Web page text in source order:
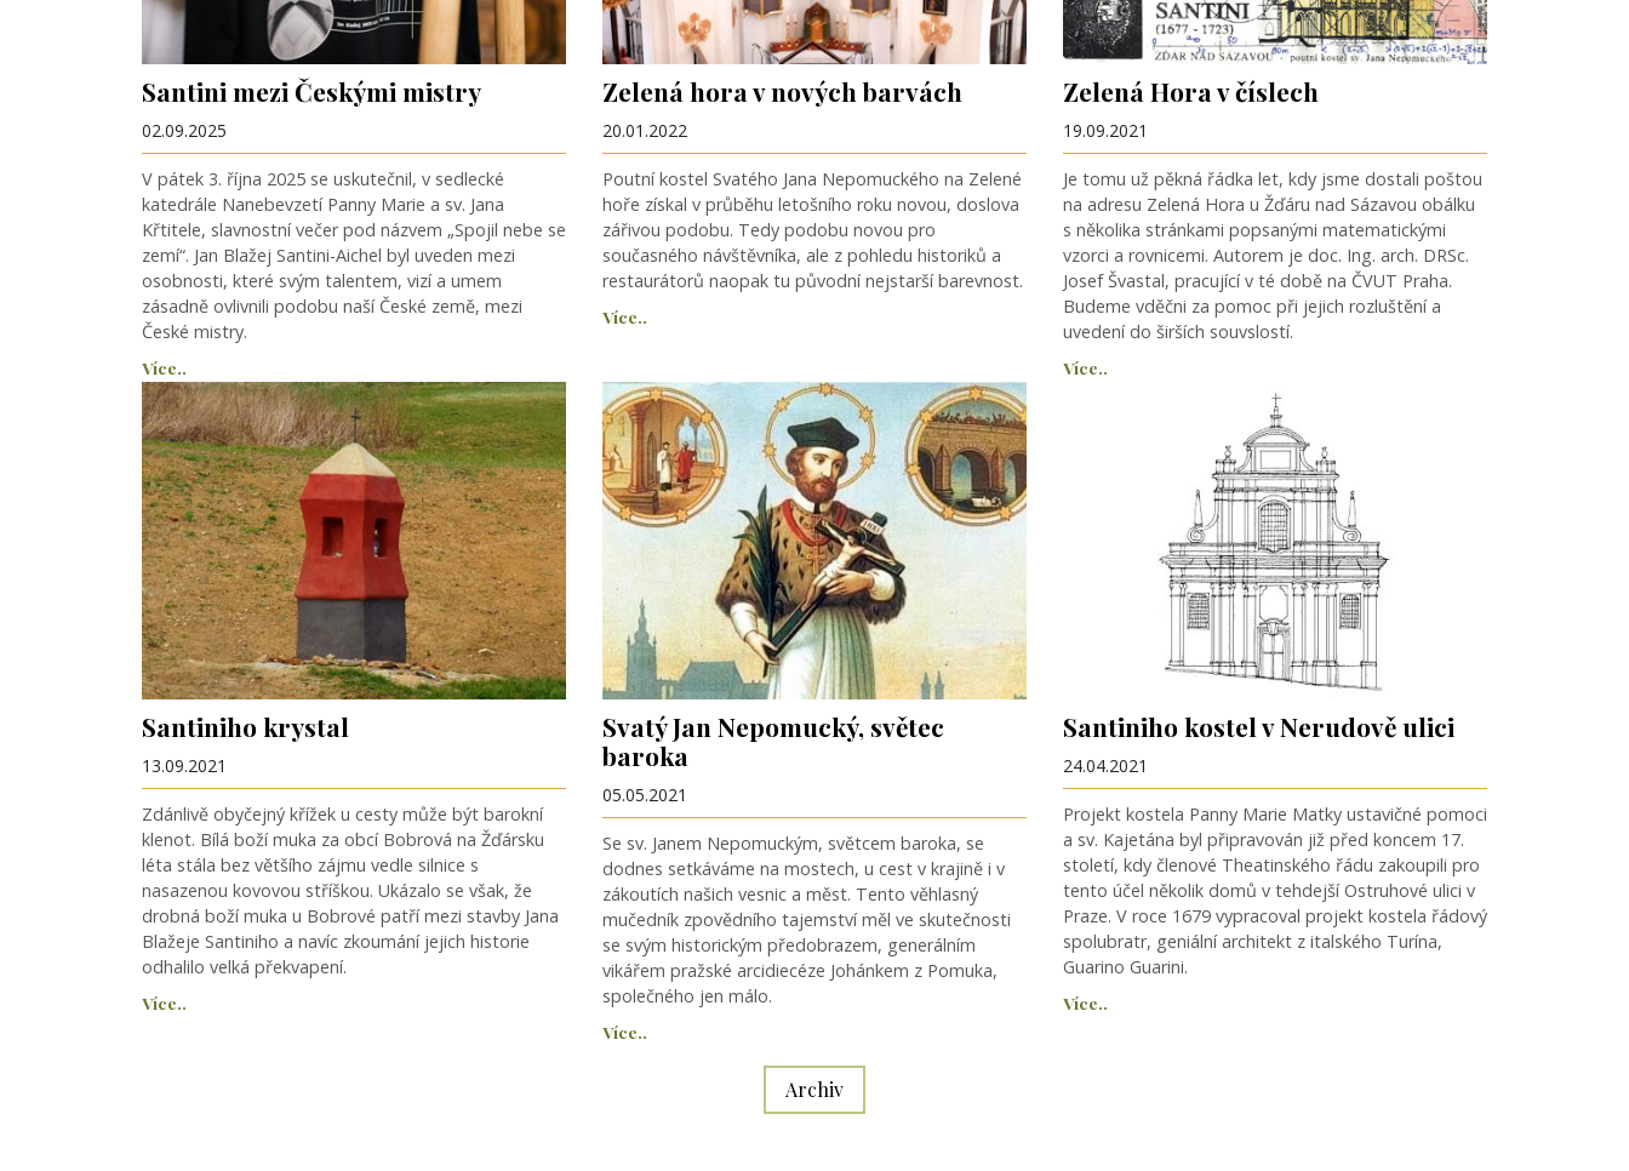
Santini mezi Českými mistry
02.09.2025
V pátek 3. října 2025 se uskutečnil, v sedlecké
katedrále Nanebevzetí Panny Marie a sv. Jana
Křtitele, slavnostní večer pod názvem „Spojil nebe se
zemí“. Jan Blažej Santini-Aichel byl uveden mezi
osobnosti, které svým talentem, vizí a umem
zásadně ovlivnili podobu naší České země, mezi
České mistry.
Více..
Zelená hora v nových barvách
20.01.2022
Poutní kostel Svatého Jana Nepomuckého na Zelené
hoře získal v průběhu letošního roku novou, doslova
zářivou podobu. Tedy podobu novou pro
současného návštěvníka, ale z pohledu historiků a
restaurátorů naopak tu původní nejstarší barevnost.
Více..
Zelená Hora v číslech
19.09.2021
Je tomu už pěkná řádka let, kdy jsme dostali poštou
na adresu Zelená Hora u Žďáru nad Sázavou obálku
s několika stránkami popsanými matematickými
vzorci a rovnicemi. Autorem je doc. Ing. arch. DRSc.
Josef Švastal, pracující v té době na ČVUT Praha.
Budeme vděčni za pomoc při jejich rozluštění a
uvedení do širších souvslostí.
Více..
Santiniho krystal
13.09.2021
Zdánlivě obyčejný křížek u cesty může být barokní
klenot. Bílá boží muka za obcí Bobrová na Žďársku
léta stála bez většího zájmu vedle silnice s
nasazenou kovovou stříškou. Ukázalo se však, že
drobná boží muka u Bobrové patří mezi stavby Jana
Blažeje Santiniho a navíc zkoumání jejich historie
odhalilo velká překvapení.
Více..
Svatý Jan Nepomucký, světec
baroka
05.05.2021
Se sv. Janem Nepomuckým, světcem baroka, se
dodnes setkáváme na mostech, u cest v krajině i v
zákoutích našich vesnic a měst. Tento věhlasný
mučedník zpovědního tajemství měl ve skutečnosti
se svým historickým předobrazem, generálním
vikářem pražské arcidiecéze Johánkem z Pomuka,
společného jen málo.
Více..
Santiniho kostel v Nerudově ulici
24.04.2021
Projekt kostela Panny Marie Matky ustavičné pomoci
a sv. Kajetána byl připravován již před koncem 17.
století, kdy členové Theatinského řádu zakoupili pro
tento účel několik domů v tehdejší Ostruhové ulici v
Praze. V roce 1679 vypracoval projekt kostela řádový
spolubratr, geniální architekt z italského Turína,
Guarino Guarini.
Více..
Archiv